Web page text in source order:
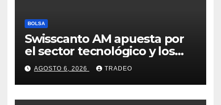
BOLSA
Swisscanto AM apuesta por
el sector tecnológico y los
valores cíclicos para ganar en
bolsa
AGOSTO 6, 2026 TRADEO